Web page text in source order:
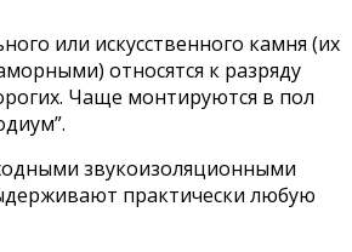
или искусственного камня (их
относятся к разряду
Чаще монтируются в пол
звукоизоляционными
практически любую